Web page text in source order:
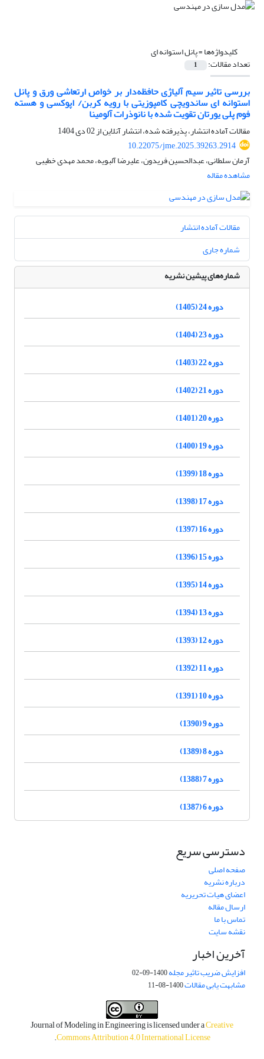
کلیدواژه‌ها =پانل استوانه ای
تعداد مقالات: 1
بررسی تاثیر سیم آلیاژی حافظه‌دار بر خواص ارتعاشی ورق و پانل
استوانه ای ساندویچی کامپوزیتی با رویه کربن/ اپوکسی و هسته
فوم پلی یورتان تقویت شده با نانوذرات آلومینا
مقالات آماده انتشار، پذیرفته شده، انتشار آنلاین از02 دی 1404
10.22075/jme.2025.39263.2914
آرمان سلطانی، عبدالحسین فریدون، علیرضا آلبویه، محمد مهدی خطیبی
مشاهده مقاله
مقالات آماده انتشار
شماره جاری
شماره‌های پیشین نشریه
دوره 24 (1405)
دوره 23 (1404)
دوره 22 (1403)
دوره 21 (1402)
دوره 20 (1401)
دوره 19 (1400)
دوره 18 (1399)
دوره 17 (1398)
دوره 16 (1397)
دوره 15 (1396)
دوره 14 (1395)
دوره 13 (1394)
دوره 12 (1393)
دوره 11 (1392)
دوره 10 (1391)
دوره 9 (1390)
دوره 8 (1389)
دوره 7 (1388)
دوره 6 (1387)
دسترسی سریع
صفحه اصلی
درباره نشریه
اعضای هیات تحریریه
ارسال مقاله
تماس با ما
نقشه سایت
آخرین اخبار
افزایش ضریب تاثیر مجله1400-09-02
مشابهت یابی مقالات1400-08-11
Journal of Modeling in Engineering is licensed under aCreative
Commons Attribution 4.0 International License
.